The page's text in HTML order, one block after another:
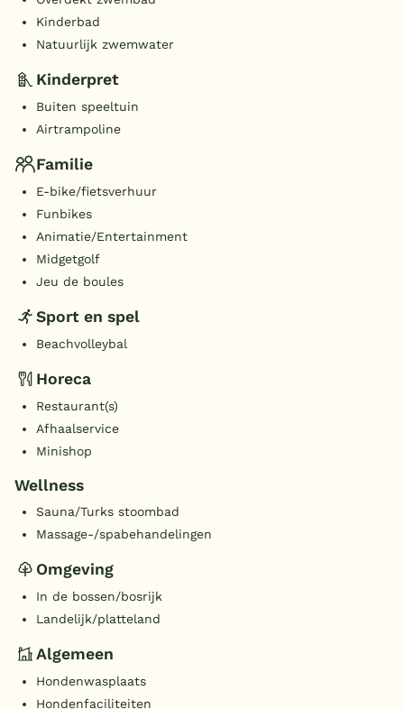
Kinderbad
Natuurlijk zwemwater
Kinderpret
Buiten speeltuin
Airtrampoline
Familie
E-bike/fietsverhuur
Funbikes
Animatie/Entertainment
Midgetgolf
Jeu de boules
Sport en spel
Beachvolleybal
Horeca
Restaurant(s)
Afhaalservice
Minishop
Wellness
Sauna/Turks stoombad
Massage-/spabehandelingen
Omgeving
In de bossen/bosrijk
Landelijk/platteland
Algemeen
Hondenwasplaats
Hondenfaciliteiten